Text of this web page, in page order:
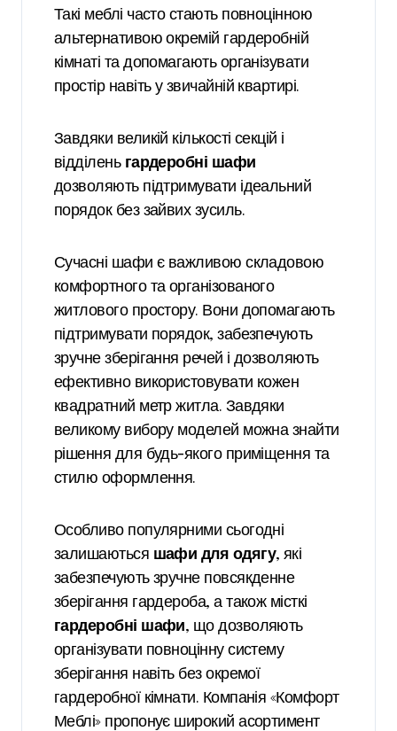
Такі меблі часто стають повноцінною
альтернативою окремій гардеробній
кімнаті та допомагають організувати
простір навіть у звичайній квартирі.
Завдяки великій кількості секцій і
відділень гардеробні шафи
дозволяють підтримувати ідеальний
порядок без зайвих зусиль.
Сучасні шафи є важливою складовою
комфортного та організованого
житлового простору. Вони допомагають
підтримувати порядок, забезпечують
зручне зберігання речей і дозволяють
ефективно використовувати кожен
квадратний метр житла. Завдяки
великому вибору моделей можна знайти
рішення для будь-якого приміщення та
стилю оформлення.
Особливо популярними сьогодні
залишаються шафи для одягу, які
забезпечують зручне повсякденне
зберігання гардероба, а також місткі
гардеробні шафи, що дозволяють
організувати повноцінну систему
зберігання навіть без окремої
гардеробної кімнати. Компанія «Комфорт
Меблі» пропонує широкий асортимент